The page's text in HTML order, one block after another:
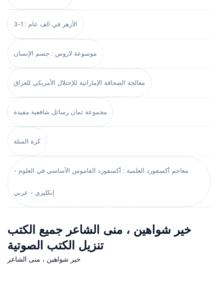
الأزهر في الف عام : 1-3
موسوعة لاروس : جسم الإنسان
معالجة الصحافة الإماراتية للإحتلال الأمريكي للعراق
مجموعة ثمان رسائل شافعية مفيدة
كرة السلة
معاجم أكسفورد العلمية : أكسفورد القاموس الأساسي في العلوم -
إنكليزي - عربي
خير شواهين ، منى الشاعر جميع الكتب
تنزيل الكتب الصوتية
خير شواهين ، منى الشاعر